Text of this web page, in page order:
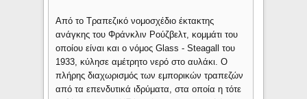
Από το Τραπεζικό νομοσχέδιο έκτακτης
ανάγκης του Φράνκλιν Ρούζβελτ, κομμάτι του
οποίου είναι και ο νόμος Glass - Steagall του
1933, κύλησε αμέτρητο νερό στο αυλάκι. Ο
πλήρης διαχωρισμός των εμπορικών τραπεζών
από τα επενδυτικά ιδρύματα, στα οποία η τότε